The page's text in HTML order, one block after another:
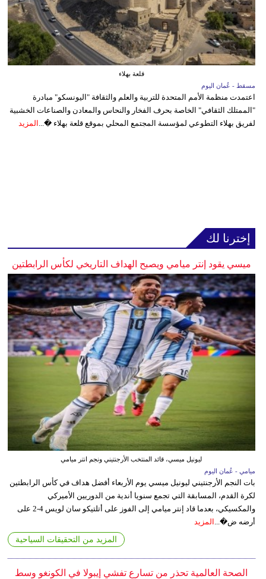
قلعة بهلاء
مسقط - عُمان اليوم
اعتمدت منظمة الأمم المتحدة للتربية والعلم والثقافة "اليونسكو" مبادرة
"الممتلك الثقافي" الخاصة بحرف الفخار والنحاس والمعادن والصناعات الخشبية
لفريق بهلاء التطوعي لمؤسسة المجتمع المحلي بموقع قلعة بهلاء �... المزيد
إخترنا لك
ميسي يقود إنتر ميامي ويصبح الهداف التاريخي لكأس الرابطتين
ليونيل ميسي، قائد المنتخب الأرجنتيني ونجم انتر ميامي
ميامي - عُمان اليوم
بات النجم الأرجنتيني ليونيل ميسي يوم الأربعاء أفضل هداف في كأس الرابطتين
لكرة القدم، المسابقة التي تجمع سنويا أندية من الدوريين الأميركي
والمكسيكي، بعدما قاد إنتر ميامي إلى الفوز على أتلتيكو سان لويس 4-2 على
أرضه ض�... المزيد
المزيد من التحقيقات السياحية
الصحة العالمية تحذر من تسارع تفشي إيبولا في الكونغو وسط